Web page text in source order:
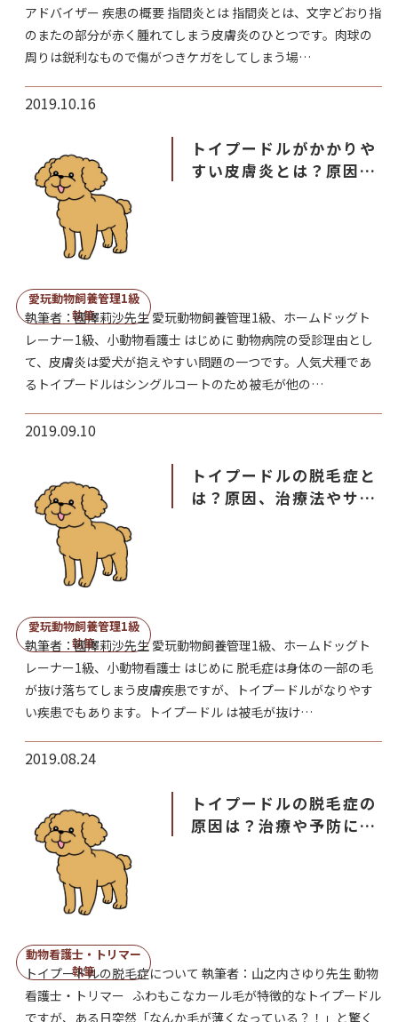
アドバイザー 疾患の概要 指間炎とは 指間炎とは、文字どおり指
のまたの部分が赤く腫れてしまう皮膚炎のひとつです。肉球の
周りは鋭利なもので傷がつきケガをしてしまう場…
2019.10.16
愛玩動物飼養管理1級
執筆
トイプードルがかかりや
すい皮膚炎とは？原因や
執筆者：國澤莉沙先生 愛玩動物飼養管理1級、ホームドッグト
レーナー1級、小動物看護士 はじめに 動物病院の受診理由とし
て、皮膚炎は愛犬が抱えやすい問題の一つです。人気犬種であ
るトイプードルはシングルコートのため被毛が他の…
2019.09.10
愛玩動物飼養管理1級
執筆
トイプードルの脱毛症と
は？原因、治療法やサプ
執筆者：國澤莉沙先生 愛玩動物飼養管理1級、ホームドッグト
レーナー1級、小動物看護士 はじめに 脱毛症は身体の一部の毛
が抜け落ちてしまう皮膚疾患ですが、トイプードルがなりやす
い疾患でもあります。トイプードル は被毛が抜け…
2019.08.24
動物看護士・トリマー
執筆
トイプードルの脱毛症の
原因は？治療や予防にお
トイプードルの脱毛症について 執筆者：山之内さゆり先生 動物
看護士・トリマー ふわもこなカール毛が特徴的なトイプードル
ですが、ある日突然「なんか毛が薄くなっている？！」と驚く